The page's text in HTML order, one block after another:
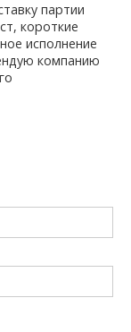
партии
короткие
исполнение
компанию